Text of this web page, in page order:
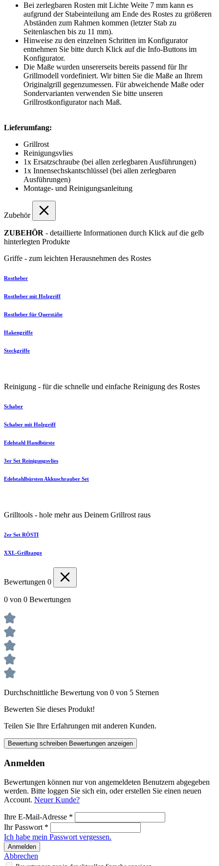
Bei zerlegbaren Rosten mit Lichte Weite 7 mm kann es
aufgrund der Stabeinteilung am Ende des Rostes zu größeren
Abständen zum Rahmen kommen (letzter Stab zu
Seitenlaschen bis zu 11 mm).
Hinweise zu den einzelnen Schritten im Konfigurator
entnehmen Sie bitte durch Klick auf die Info-Buttons im
Konfigurator.
Die Maße wurden unsererseits bereits passend für Ihr
Grillmodell vordefiniert. Wir bitten Sie die Maße an Ihrem
Originalgrill gegenzumessen. Für abweichende Maße oder
Sondervarianten verwenden Sie bitte unseren
Grillrostkonfigurator nach Maß.
Lieferumfang:
Grillrost
Reinigungsvlies
1x Ersatzschraube (bei allen zerlegbaren Ausführungen)
1x Innensechskantschlüssel (bei allen zerlegbaren
Ausführungen)
Montage- und Reinigungsanleitung
Zubehör
ZUBEHÖR - detaillierte Informationen durch Klick auf die gelb
hinterlegten Produkte
Griffe - zum leichten Herausnehmen des Rostes
Rostheber
Rostheber mit Holzgriff
Rostheber für Querstäbe
Hakengriffe
Steckgriffe
Reinigung - für die schnelle und einfache Reinigung des Rostes
Schaber
Schaber mit Holzgriff
Edelstahl Handbürste
3er Set Reinigungsvlies
Edelstahlbürsten Akkuschrauber Set
Grilltools - hole mehr aus Deinem Grillrost raus
2er Set RÖSTI
XXL-Grillzange
Bewertungen 0
0 von 0 Bewertungen
Durchschnittliche Bewertung von 0 von 5 Sternen
Bewerten Sie dieses Produkt!
Teilen Sie Ihre Erfahrungen mit anderen Kunden.
Bewertung schreiben Bewertungen anzeigen
Anmelden
Bewertungen können nur von angemeldeten Benutzern abgegeben
werden. Bitte loggen Sie sich ein, oder erstellen Sie einen neuen
Account. Neuer Kunde?
Ihre E-Mail-Adresse *
Ihr Passwort *
Ich habe mein Passwort vergessen.
Anmelden
Abbrechen